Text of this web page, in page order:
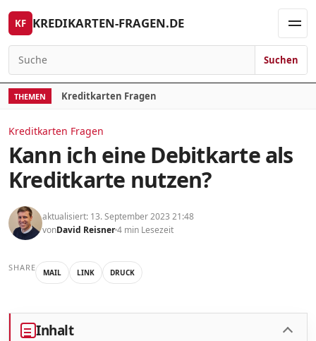
Skip to content
KF KREDIKARTEN-FRAGEN.DE
Search for:
Suchen
THEMEN Kreditkarten Fragen
Kreditkarten Fragen
Kann ich eine Debitkarte als
Kreditkarte nutzen?
aktualisiert: 13. September 2023 21:48
vonDavid Reisner4 min Lesezeit
SHARE MAIL LINK DRUCK
Inhalt